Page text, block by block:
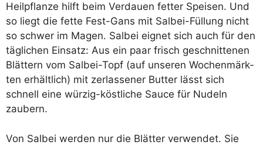
Heil­pflan­ze hilft beim Ver­dau­en fet­ter Spei­sen. Und
so liegt die fet­te Fest-Gans mit Sal­bei-Fül­lung nicht
so schwer im Magen. Sal­bei eig­net sich auch für den
täg­li­chen Ein­satz: Aus ein paar frisch geschnit­te­nen
Blät­tern vom Sal­bei-Topf (auf unse­ren Wochen­märk­
ten erhält­lich) mit zer­las­se­ner But­ter lässt sich
schnell eine wür­zig-köst­li­che Sau­ce für Nudeln
zaubern.
Von Sal­bei wer­den nur die Blät­ter ver­wen­det. Sie